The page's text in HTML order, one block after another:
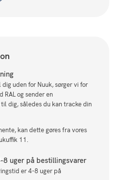
uden for Nuuk, sørger vi for
RAL og sender en
dig, således du kan tracke din
kan dette gøres fra vores
11.
8 uger på bestillingsvarer
er 4-8 uger på